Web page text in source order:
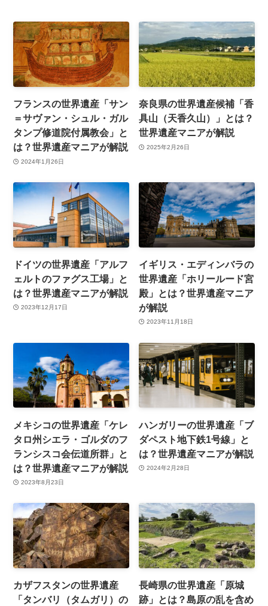
フランスの世界遺産「サン
＝サヴァン・シュル・ガル
タンプ修道院付属教会」と
は？世界遺産マニアが解説
2024年1月26日
奈良県の世界遺産候補「香
具山（天香久山）」とは？
世界遺産マニアが解説
2025年2月26日
ドイツの世界遺産「アルフ
ェルトのファグス工場」と
は？世界遺産マニアが解説
2023年12月17日
イギリス・エディンバラの
世界遺産「ホリールード宮
殿」とは？世界遺産マニア
が解説
2023年11月18日
メキシコの世界遺産「ケレ
タロ州シエラ・ゴルダのフ
ランシスコ会伝道所群」と
は？世界遺産マニアが解説
2023年8月23日
ハンガリーの世界遺産「ブ
ダペスト地下鉄1号線」と
は？世界遺産マニアが解説
2024年2月28日
カザフスタンの世界遺産
「タンバリ（タムガリ）の
長崎県の世界遺産「原城
跡」とは？島原の乱を含め